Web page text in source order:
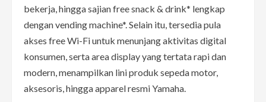
bekerja, hingga sajian free snack & drink* lengkap
dengan vending machine*. Selain itu, tersedia pula
akses free Wi-Fi untuk menunjang aktivitas digital
konsumen, serta area display yang tertata rapi dan
modern, menampilkan lini produk sepeda motor,
aksesoris, hingga apparel resmi Yamaha.